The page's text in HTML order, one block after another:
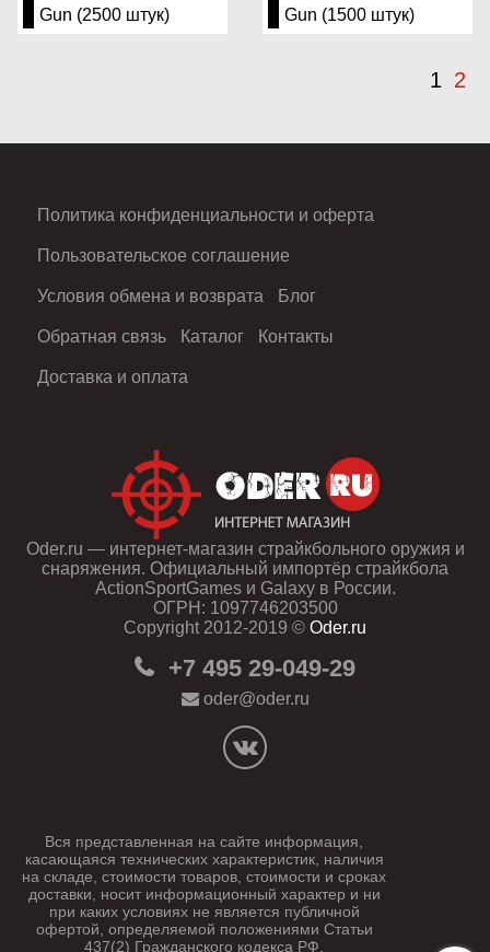
Gun (2500 штук)
Gun (1500 штук)
1 2
Oder.ru — интернет-магазин страйкбольного оружия и
снаряжения. Официальный импортёр страйкбола
ActionSportGames и Galaxy в России.
ОГРН: 1097746203500
Copyright 2012-2019 © Oder.ru
+7 495 29-049-29
oder@oder.ru
Политика конфиденциальности и оферта
Пользовательское соглашение
Условия обмена и возврата Блог
Обратная связь Каталог Контакты
Доставка и оплата
Вся представленная на сайте информация,
касающаяся технических характеристик, наличия
на складе, стоимости товаров, стоимости и сроках
доставки, носит информационный характер и ни
при каких условиях не является публичной
офертой, определяемой положениями Статьи
437(2) Гражданского кодекса РФ.